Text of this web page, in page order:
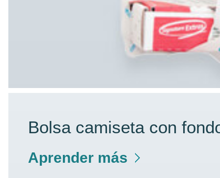
Bolsa camiseta con
Aprender más